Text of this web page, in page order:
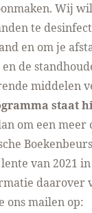
Wij
te
en om je
de
middelen
staat
om een meer
van 2021
daarover
ons mailen op: